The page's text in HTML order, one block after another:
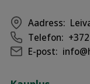
Aadress:
Telefon:
E-post: